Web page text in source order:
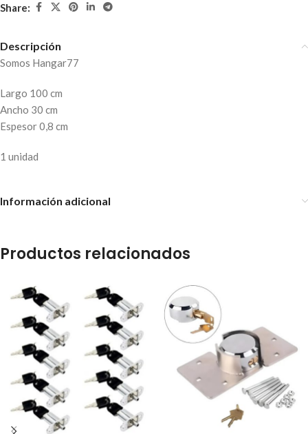
Share:
Descripción
Somos Hangar77
Largo 100 cm
Ancho 30 cm
Espesor 0,8 cm
1 unidad
Información adicional
Productos relacionados